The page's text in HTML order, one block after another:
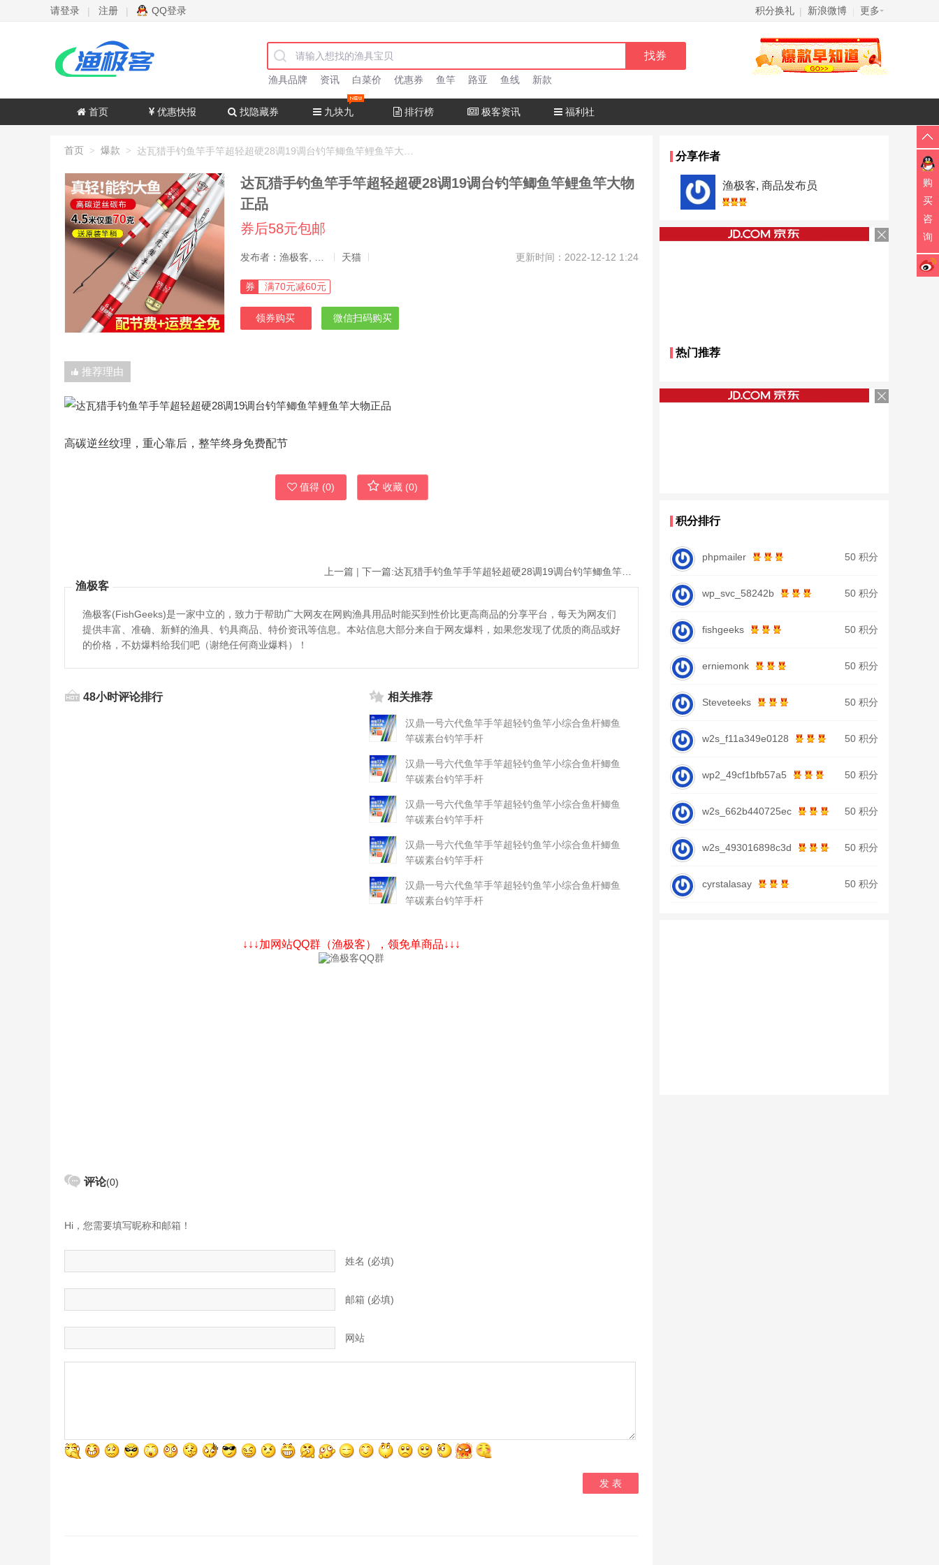
请登录 | 注册 | QQ登录 积分换礼 | 新浪微博 更多
渔具品牌 资讯 白菜价 优惠券 鱼竿 路亚 鱼线 新款
首页 优惠快报 找隐藏券 九块九 排行榜 极客资讯 福利社
首页 > 爆款 >
达瓦猎手钓鱼竿手竿超轻超硬28调19调台钓竿鲫鱼竿鲤鱼竿大物
正品
券后58元包邮
天猫 更新时间：2022-12-12 1:24
券 满70元减60元
领券购买 微信扫码购买
推荐理由
高碳逆丝纹理，重心靠后，整竿终身免费配节
值得 (0) 收藏 (0)
上一篇 | 下一篇:
渔极客
渔极客(FishGeeks)是一家中立的，致力于帮助广大网友在网购渔具用品时能买到性价比更高商品的分享平台，每天为网友们
提供丰富、准确、新鲜的渔具、钓具商品、特价资讯等信息。本站信息大部分来自于网友爆料，如果您发现了优质的商品或好
的价格，不妨爆料给我们吧（谢绝任何商业爆料）！
48小时评论排行 相关推荐
汉鼎一号六代鱼竿手竿超轻钓鱼竿小综合鱼杆鲫鱼
竿碳素台钓竿手杆
汉鼎一号六代鱼竿手竿超轻钓鱼竿小综合鱼杆鲫鱼
竿碳素台钓竿手杆
汉鼎一号六代鱼竿手竿超轻钓鱼竿小综合鱼杆鲫鱼
竿碳素台钓竿手杆
汉鼎一号六代鱼竿手竿超轻钓鱼竿小综合鱼杆鲫鱼
竿碳素台钓竿手杆
汉鼎一号六代鱼竿手竿超轻钓鱼竿小综合鱼杆鲫鱼
竿碳素台钓竿手杆
↓↓↓加网站QQ群（渔极客），领免单商品↓↓↓
评论(0)
Hi，您需要填写昵称和邮箱！
姓名 (必填)
邮箱 (必填)
网站
分享作者
渔极客, 商品发布员
热门推荐
积分排行
phpmailer 50 积分
wp_svc_58242b 50 积分
fishgeeks 50 积分
erniemonk 50 积分
Steveteeks 50 积分
w2s_f11a349e0128 50 积分
wp2_49cf1bfb57a5 50 积分
w2s_662b440725ec 50 积分
w2s_493016898c3d 50 积分
cyrstalasay 50 积分
购
买
咨
询